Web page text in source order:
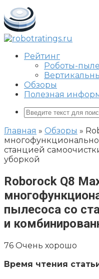
Перейти
к
контенту
Рейтинг
Роботы-
Обзоры
Полезная
Поиск:
Главная » Обзоры »
станцией
уборкой
Roborock Q8
пылесоса со
и
76 Очень хорошо
Время чтения